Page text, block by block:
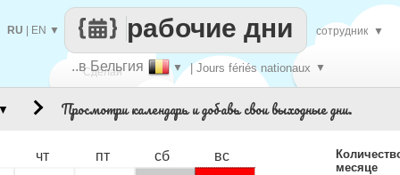
Сделай
..в Бельгия ▼ | Jours fériés nationaux ▼
рабочие дни
RU EN ▼ сотрудник ▼
Просмотри календарь и добавь свои выходные дни.
чт пт сб вс
месяце